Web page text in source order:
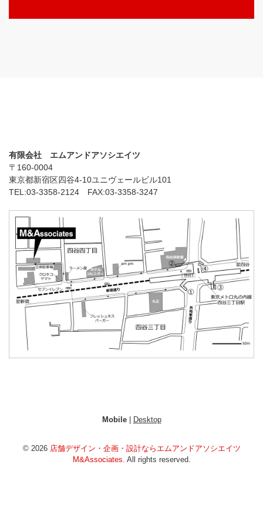
有限会社 エムアンドアソシエイツ
〒160-0004
東京都新宿区四谷4-10ユニヴェールビル101
TEL:03-3358-2124 FAX:03-3358-3247
Mobile| Desktop
© 2026 店舗デザイン・企画・設計ならエムアンドアソシエイツ
M&Associates. All rights reserved.